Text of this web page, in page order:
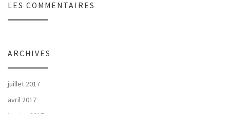
LES COMMENTAIRES
ARCHIVES
juillet 2017
avril 2017